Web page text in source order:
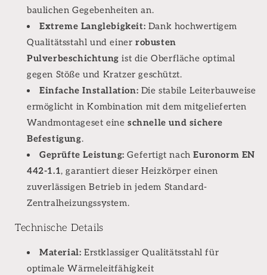
baulichen Gegebenheiten an.
Extreme Langlebigkeit: Dank hochwertigem
Qualitätsstahl und einerrobusten
Pulverbeschichtung ist die Oberfläche optimal
gegen Stöße und Kratzer geschützt.
Einfache Installation: Die stabile Leiterbauweise
ermöglicht in Kombination mit dem mitgelieferten
Wandmontageset eineschnelle und sichere
Befestigung.
Geprüfte Leistung: Gefertigt nachEuronorm EN
442-1.1, garantiert dieser Heizkörper einen
zuverlässigen Betrieb in jedem Standard-
Zentralheizungssystem.
Technische Details
Material: Erstklassiger Qualitätsstahl für
optimale Wärmeleitfähigkeit